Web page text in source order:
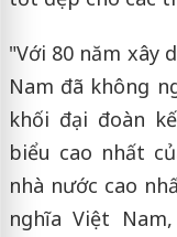
"Với 80 năm xây
Nam đã không
khối đại đoàn
biểu cao nhất
nhà nước cao
nghĩa Việt